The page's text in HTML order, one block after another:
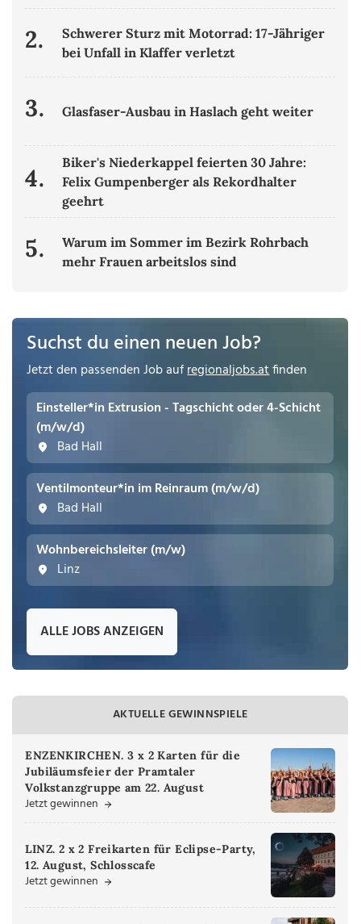
2.
Schwerer Sturz mit Motorrad: 17-Jähriger
bei Unfall in Klaffer verletzt
3. Glasfaser-Ausbau in Haslach geht weiter
4.
Biker's Niederkappel feierten 30 Jahre:
Felix Gumpenberger als Rekordhalter
geehrt
5.
Warum im Sommer im Bezirk Rohrbach
mehr Frauen arbeitslos sind
Suchst du einen neuen Job?
Jetzt den passenden Job aufregionaljobs.atfinden
Einsteller*in Extrusion - Tagschicht oder 4-Schicht
(m/w/d)
Bad Hall
Ventilmonteur*in im Reinraum (m/w/d)
Bad Hall
Wohnbereichsleiter (m/w)
Linz
ALLE JOBS ANZEIGEN
AKTUELLE GEWINNSPIELE
ENZENKIRCHEN. 3 x 2 Karten für die
Jubiläumsfeier der Pramtaler
Volkstanzgruppe am 22. August
Jetzt gewinnen
LINZ. 2 x 2 Freikarten für Eclipse-Party,
12. August, Schlosscafe
Jetzt gewinnen